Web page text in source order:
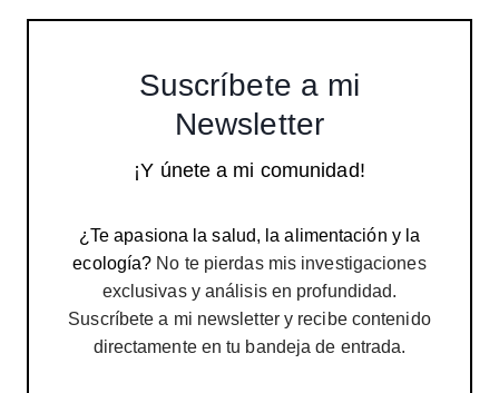
Suscríbete a mi
Newsletter
¡Y únete a mi comunidad!
¿Te apasiona la salud, la alimentación y la
ecología? No te pierdas mis investigaciones
exclusivas y análisis en profundidad.
Suscríbete a mi newsletter y recibe contenido
directamente en tu bandeja de entrada.